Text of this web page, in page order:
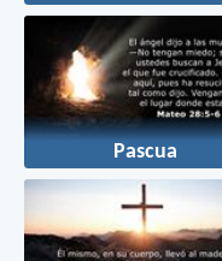
Pascua